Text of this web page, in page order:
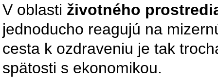
V oblasti životného
jednoducho reagujú na
cesta k ozdraveniu je tak
spätosti s ekonomikou.